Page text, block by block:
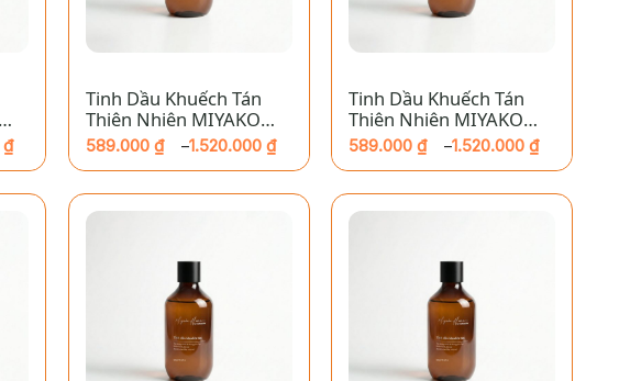
₫
Tinh Dầu Khuếch Tán
Thiên Nhiên MIYAKO
HOME – Cherry
589.000₫ –1.520.000₫
giá:
từ
đến
Tinh Dầu Khuếch Tán
Thiên Nhiên MIYAKO
HOME – Hoa Nhài
589.000₫ –1.520.000₫
giá:
từ
đến